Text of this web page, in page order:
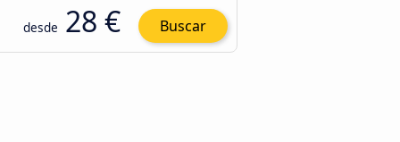
desde 28 € Buscar